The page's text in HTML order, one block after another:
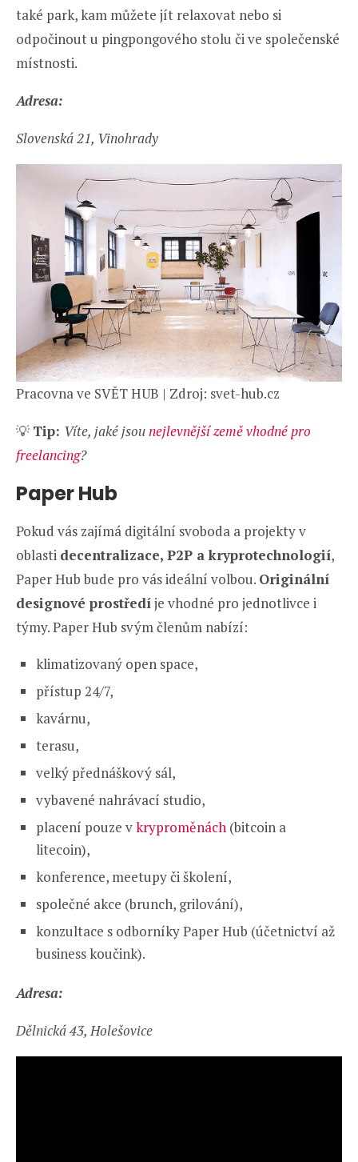
také park, kam můžete jít relaxovat nebo si
odpočinout u pingpongového stolu či ve společenské
místnosti.
Adresa:
Slovenská 21, Vinohrady
Pracovna ve SVĚT HUB | Zdroj: svet-hub.cz
💡 Tip: Víte, jaké jsounejlevnější země vhodné pro
freelancing?
Paper Hub
Pokud vás zajímá digitální svoboda a projekty v
oblasti decentralizace, P2P a kryprotechnologií,
Paper Hub bude pro vás ideální volbou. Originální
designové prostředíje vhodné pro jednotlivce i
týmy. Paper Hub svým členům nabízí:
klimatizovaný open space,
přístup 24/7,
kavárnu,
terasu,
velký přednáškový sál,
vybavené nahrávací studio,
placení pouze vkryproměnách (bitcoin a
litecoin),
konference, meetupy či školení,
společné akce (brunch, grilování),
konzultace s odborníky Paper Hub (účetnictví až
business koučink).
Adresa:
Dělnická 43, Holešovice